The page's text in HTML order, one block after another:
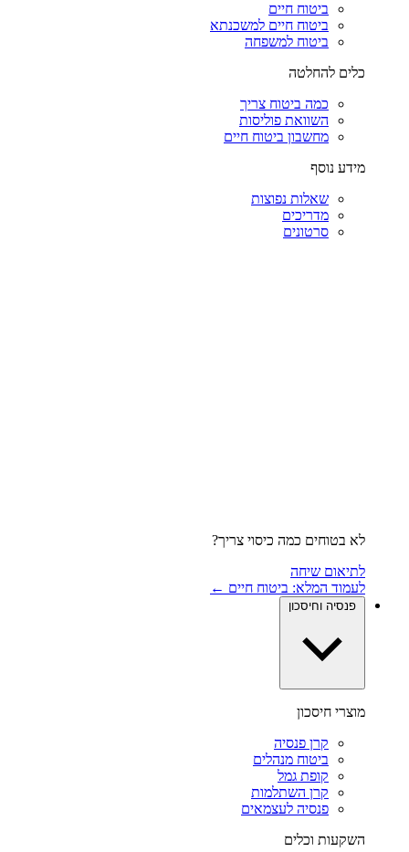
ביטוח חיים
ביטוח חיים למשכנתא
ביטוח למשפחה
כלים להחלטה
כמה ביטוח צריך
השוואת פוליסות
מחשבון ביטוח חיים
מידע נוסף
שאלות נפוצות
מדריכים
סרטונים
לא בטוחים כמה כיסוי צריך?
לתיאום שיחה
לעמוד המלא: ביטוח חיים ←
פנסיה וחיסכון
מוצרי חיסכון
קרן פנסיה
ביטוח מנהלים
קופת גמל
קרן השתלמות
פנסיה לעצמאים
השקעות וכלים